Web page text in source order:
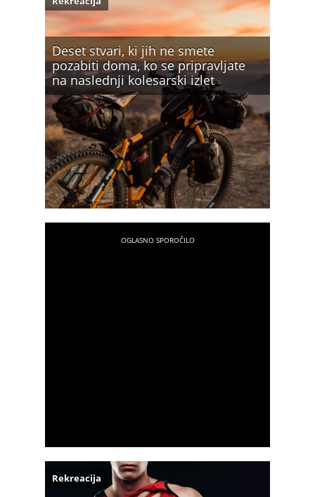
Deset stvari, ki jih ne smete
pozabiti doma, ko se pripravljate
na naslednji kolesarski izlet
Rekreacija